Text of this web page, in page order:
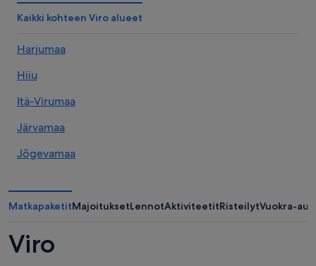
Kaikki kohteen Viro alueet
Harjumaa
Hiiu
Itä-Virumaa
Järvamaa
Jõgevamaa
Länsi-Virumaa
Pärnumaa
Põlvamaa
MatkapaketitMajoituksetLennotAktiviteetitRisteilytVuokra-
Viro